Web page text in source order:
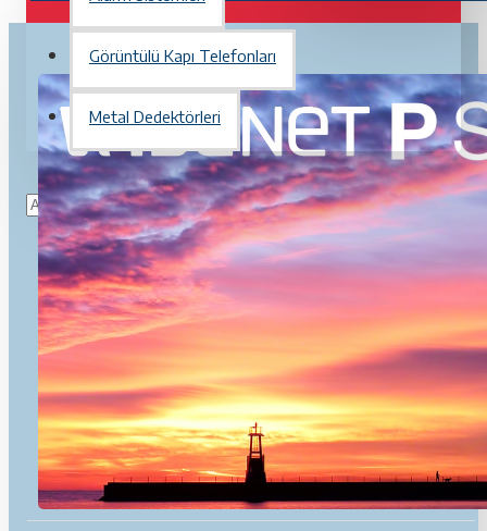
Görüntülü Kapı Telefonları
Metal Dedektörleri